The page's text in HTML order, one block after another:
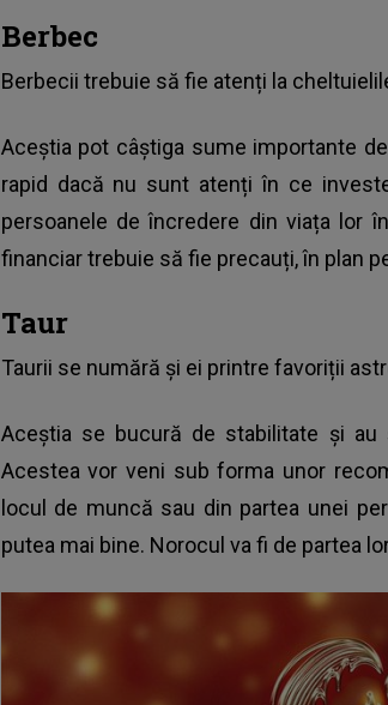
Berbec
Berbecii trebuie să fie atenți la
Aceștia pot câștiga sume importante
rapid dacă nu sunt atenți în ce
persoanele de încredere din viața lor
financiar trebuie să fie precauți, în plan
Taur
Taurii se numără și ei printre favoriții
Aceștia se bucură de stabilitate și
Acestea vor veni sub forma unor
locul de muncă sau din partea unei
putea mai bine. Norocul va fi de partea